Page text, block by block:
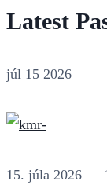
Latest
júl 15 2026
15. júla 2026 —